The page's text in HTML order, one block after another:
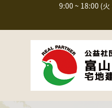
9:00 ~ 18:00 (